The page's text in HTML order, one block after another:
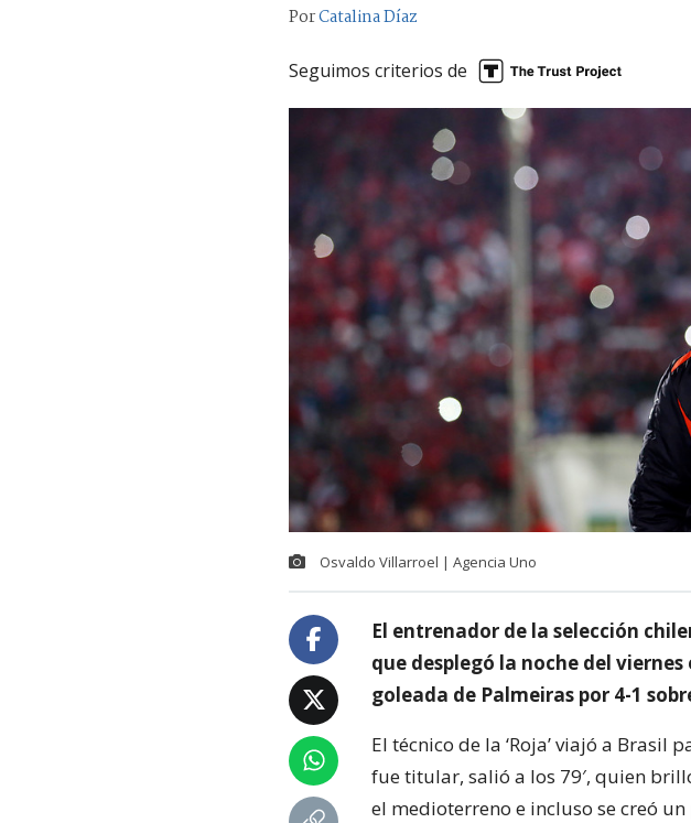
PorCatalina Díaz
Seguimos criterios de
Osvaldo Villarroel | Agencia Uno
El entrenador de la selección
que desplegó la noche del
goleada de Palmeiras por 4-1
El técnico de la ‘Roja’ viajó a Brasil
fue titular, salió a los 79′, quien
el medioterreno e incluso se creó